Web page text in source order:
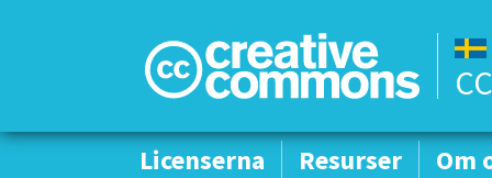
Licenserna Resurser Om
Licenserna Resurser Om